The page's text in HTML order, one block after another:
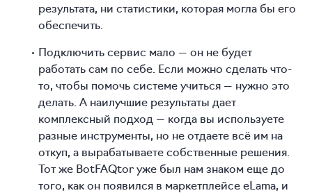
результата, ни статистики, которая могла бы его
обеспечить.
Подключить сервис мало — он не будет
работать сам по себе. Если можно сделать что-
то, чтобы помочь системе учиться — нужно это
делать. А наилучшие результаты дает
комплексный подход — когда вы используете
разные инструменты, но не отдаете всё им на
откуп, а вырабатываете собственные решения.
Тот же BotFAQtor уже был нам знаком еще до
того, как он появился в маркетплейсе eLama, и